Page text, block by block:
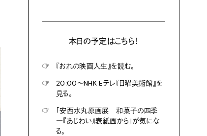
本日の予定はこちら！
☞
『おれの映画人生』を読む。
☞
20:00〜NHK Eテレ『日曜美術館』を
見る。
☞
「安西水丸原画展 和菓子の四季
―『あじわい』表紙画から」が気にな
る。